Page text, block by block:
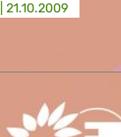
Transport
21.10.2009